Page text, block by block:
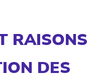
RAISONS
DES